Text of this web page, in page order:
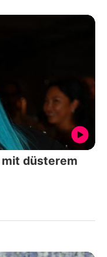
düsterem